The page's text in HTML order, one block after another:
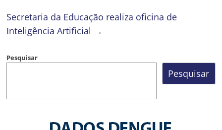
Secretaria da Educação realiza oficina de
Inteligência Artificial →
Pesquisar
Pesquisar